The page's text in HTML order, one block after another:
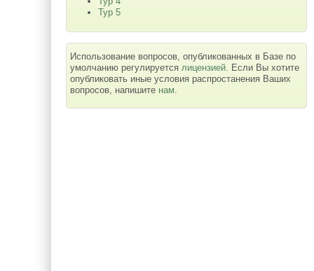
Тур 5
Использование вопросов, опубликованных в Базе по
умолчанию регулируется лицензией. Если Вы хотите
опубликовать иные условия распростанения Ваших
вопросов, напишите нам.